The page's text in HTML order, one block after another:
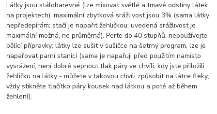
Látky jsou stálobarevné (lze mixovat světlé a tmavé odstíny látek
na projektech), maximální zbytková srážlivost jsou 3% (sama látky
nepředepírám; stačí je napařit žehličkou; uvedená srážlivost je
maximální možná, ne průměrná). Perte do 40 stupňů, nepoužívejte
bělící přípravky; látky lze sušit v sušičce na šetrný program, lze je
napařovat parní stanicí (sama je napařuji před použitím namísto
vysrážení; není dobré sepnout tlak páry ve chvíli, kdy jste přiložili
žehličku na látky - můžete v takovou chvíli způsobit na látce fleky;
vždy stikněte tlačítko páry kousek nad látkou a poté až během
žehlení).